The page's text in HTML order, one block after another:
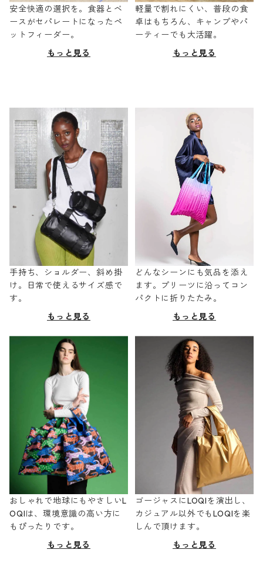
安全快適の選択を。食器とベ
ースがセパレートになったペ
ットフィーダー。
もっと見る
軽量で割れにくい、普段の食
卓はもちろん、キャンプやパ
ーティーでも大活躍。
もっと見る
手持ち、ショルダー、斜め掛
け。日常で使えるサイズ感で
す。
もっと見る
どんなシーンにも気品を添え
ます。プリーツに沿ってコン
パクトに折りたたみ。
もっと見る
おしゃれで地球にもやさしいL
OQIは、環境意識の高い方に
もぴったりです。
もっと見る
ゴージャスにLOQIを演出し、
カジュアル以外でもLOQIを楽
しんで頂けます。
もっと見る